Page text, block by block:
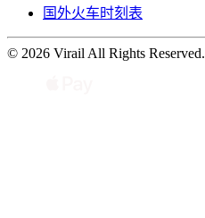
国外火车时刻表
© 2026 Virail All Rights Reserved.